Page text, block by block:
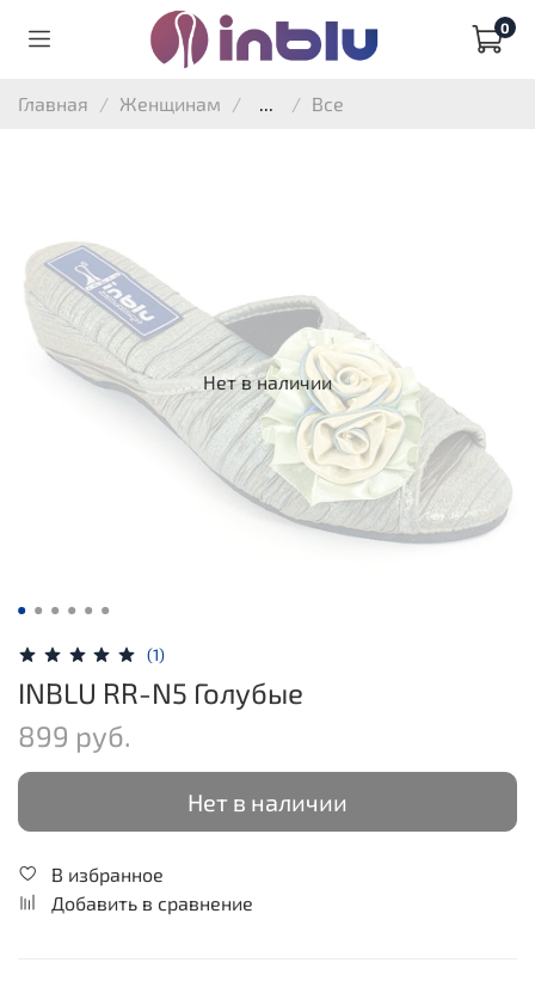
0
Главная Женщинам ... Все
Нет в наличии
(1)
INBLU RR-N5 Голубые
899 руб.
Нет в наличии
В избранное
Добавить в сравнение